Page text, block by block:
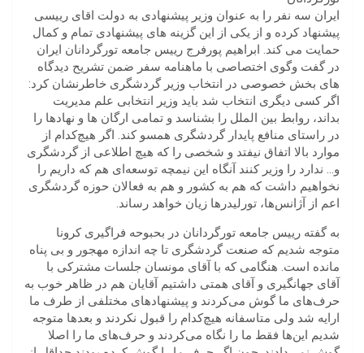
ایران سه نفر را به عنوان وزیر پیشنهادی به دولت اقای رییسی
پیشنهاد کرده و از یکی از این گزینه های پیشنهادی تمام و کمال
حمایت می کند. ابراهیم پورفرج رییس جامعه تورگردانان ایران
در گفت وگوی اختصاصی با ماهنامه سفر ضمن تشریح دیدگاه
های بخش خصوصی در انتخاب وزیر گردشگری خاطرنشان کرد:
اگر کسی دیگری انتخاب شد باید وزیر انتخابی علم مدیریت
بداند، روابط بین الملل را بشناسد و تمامی ارگان ها و نهادها را
در راستای منافع پایدار گردشگری همسو کند. اگر هیچ‌کدام از
موارد بالا اتفاق نیفتد و شخصی را که هیچ اطلاعی از گردشگری
و… ندارد را وزیر کنند آنگاه این نیمچه توسعه‌ای هم که داریم را
نخواهیم داشت که هم به کشور و هم به فعالان حوزه گردشگری
اعم از آژانس‌ها، تورلیدرها زیان خواهد رساند.
به گفته رییس جامعه تورگردانان در بحبوحه فراگیری کرونا
متوجه شدیم که صنعت گردشگری تا چه اندازه مهجور و بی پناه
مانده است. هنگامی که با آقای مونسان جلسات مشترکی با
آقای جهانگیری و آقای همتی داشتیم آقایان هم در ظاهر خوب به
حرف‌های ما گوش می‌کردند و پیشنهادهای مختلفی از طرف ما
ارایه شد ولی متاسفانه هیچ‌کدام را قبول نکردند و بعدها متوجه
شدیم این‌ها فقط ما را نگاه می‌کردند و حرف‌های ما را اصلا